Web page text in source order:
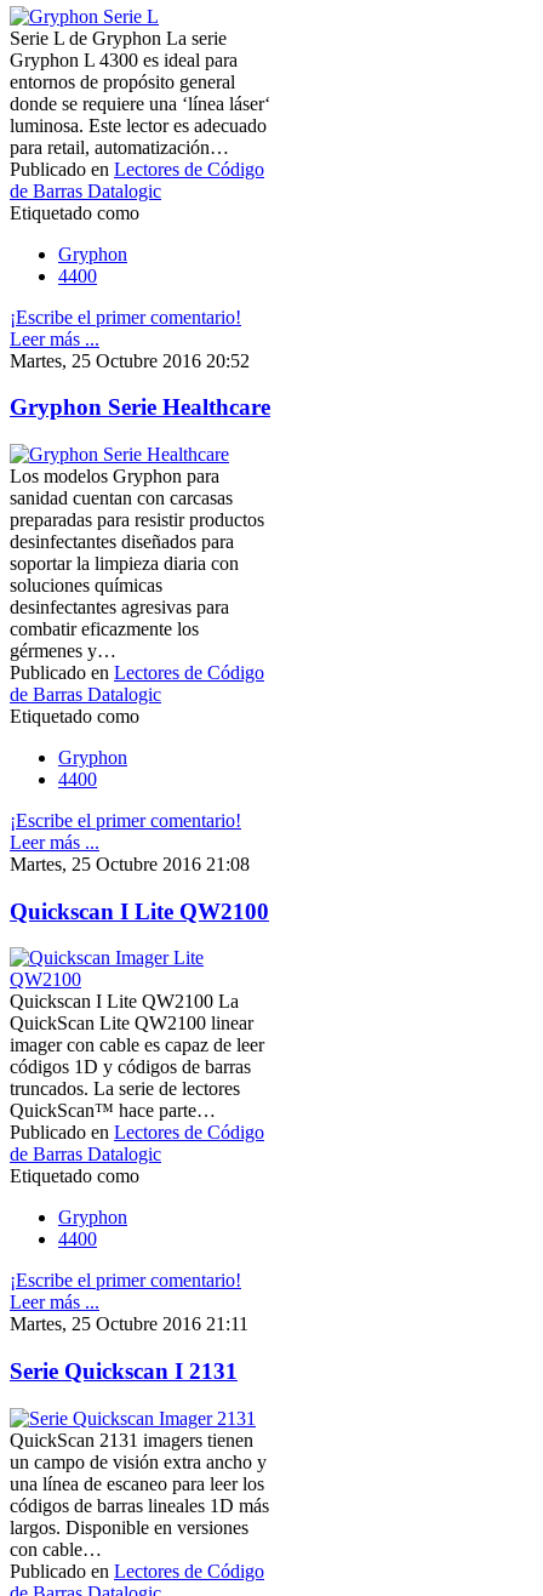
Serie L de Gryphon La serie
Gryphon L 4300 es ideal para
entornos de propósito general
donde se requiere una ‘línea láser‘
luminosa. Este lector es adecuado
para retail, automatización…
Publicado en Lectores de Código
de Barras Datalogic
Etiquetado como
Gryphon
4400
¡Escribe el primer comentario!
Leer más ...
Martes, 25 Octubre 2016 20:52
Gryphon Serie Healthcare
Los modelos Gryphon para
sanidad cuentan con carcasas
preparadas para resistir productos
desinfectantes diseñados para
soportar la limpieza diaria con
soluciones químicas
desinfectantes agresivas para
combatir eficazmente los
gérmenes y…
Publicado en Lectores de Código
de Barras Datalogic
Etiquetado como
Gryphon
4400
¡Escribe el primer comentario!
Leer más ...
Martes, 25 Octubre 2016 21:08
Quickscan I Lite QW2100
Quickscan I Lite QW2100 La
QuickScan Lite QW2100 linear
imager con cable es capaz de leer
códigos 1D y códigos de barras
truncados. La serie de lectores
QuickScan™ hace parte…
Publicado en Lectores de Código
de Barras Datalogic
Etiquetado como
Gryphon
4400
¡Escribe el primer comentario!
Leer más ...
Martes, 25 Octubre 2016 21:11
Serie Quickscan I 2131
QuickScan 2131 imagers tienen
un campo de visión extra ancho y
una línea de escaneo para leer los
códigos de barras lineales 1D más
largos. Disponible en versiones
con cable…
Publicado en Lectores de Código